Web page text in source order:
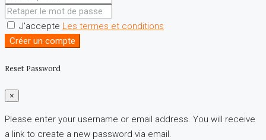
J'accepte Les termes et conditions
Créer un compte
Reset Password
×
Please enter your username or email address. You will receive
a link to create a new password via email.